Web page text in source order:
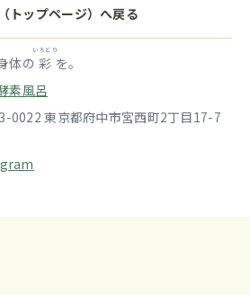
トップページ）へ戻る
体の 彩
いろどり
を。
素風呂
0022 東京都府中市宮西町2丁目17-7